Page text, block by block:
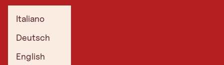
Italiano
Deutsch
English